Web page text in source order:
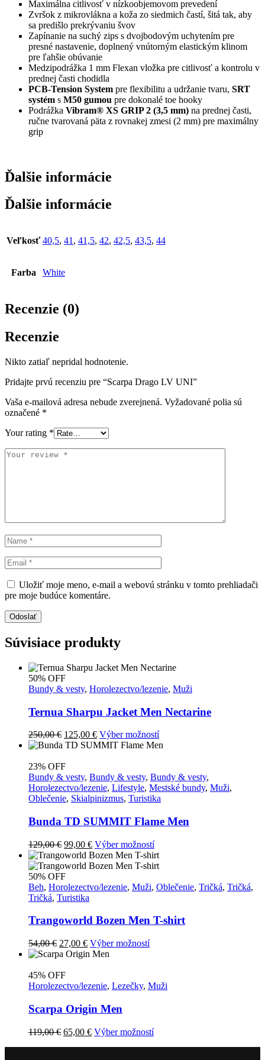
Maximálna citlivosť v nízkoobjemovom prevedení
Zvršok z mikrovlákna a koža zo siedmich častí, šitá tak, aby
sa predišlo prekrývaniu švov
Zapínanie na suchý zips s dvojbodovým uchytením pre
presné nastavenie, doplnený vnútorným elastickým klinom
pre ľahšie obúvanie
Medzipodrážka 1 mm Flexan vložka pre citlivosť a kontrolu v
prednej časti chodidla
PCB-Tension System pre flexibilitu a udržanie tvaru, SRT
systém s M50 gumou pre dokonalé toe hooky
Podrážka Vibram® XS GRIP 2 (3,5 mm) na prednej časti,
ručne tvarovaná päta z rovnakej zmesi (2 mm) pre maximálny
grip
Ďalšie informácie
Ďalšie informácie
Veľkosť 40,5, 41 , 41,5, 42, 42,5, 43,5, 44
Farba White
Recenzie (0)
Recenzie
Nikto zatiaľ nepridal hodnotenie.
Pridajte prvú recenziu pre “Scarpa Drago LV UNI”
Vaša e-mailová adresa nebude zverejnená. Vyžadované polia sú
označené *
Your rating *
Uložiť moje meno, e-mail a webovú stránku v tomto prehliadači
pre moje budúce komentáre.
Odoslať
Súvisiace produkty
50% OFF
Bundy & vesty, Horolezectvo/lezenie, Muži
Ternua Sharpu Jacket Men Nectarine
250,00€ Pôvodná
cena
250,00 €.
125,00 €Aktuálna
cena
Výber možnostíTento
produkt
variantov.
Možnosti
si
vybrať
na
23% OFF
Bundy & vesty, Bundy & vesty, Bundy & vesty,
Horolezectvo/lezenie, Lifestyle, Mestské bundy, Muži,
Oblečenie, Skialpinizmus, Turistika
Bunda TD SUMMIT Flame Men
129,00€ Pôvodná
cena
bola:
129,00 €.
99,00 €Aktuálna
cena
je:
Výber možnostíTento
produkt
má
variantov.
môžete
50% OFF
Beh, Horolezectvo/lezenie, Muži, Oblečenie, Tričká, Tričká,
Tričká, Turistika
Trangoworld Bozen Men T-shirt
54,00€ Pôvodná
cena
54,00 €.
27,00 €Aktuálna
cena
Výber možnostíTento
variantov.
vybrať
na
stránke
45% OFF
Horolezectvo/lezenie, Lezečky, Muži
Scarpa Origin Men
119,00€ Pôvodná
65,00 €Aktuálna
Výber možnostíTento